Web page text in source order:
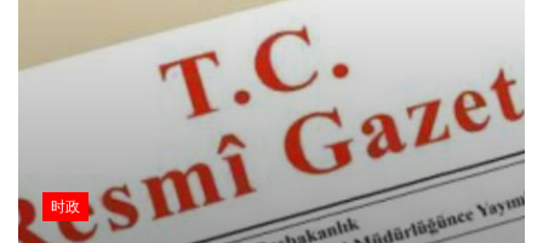
时政